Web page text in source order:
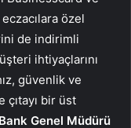
özel
de indirimli
ihtiyaçlarını
güvenlik ve
bir üst
Genel Müdürü